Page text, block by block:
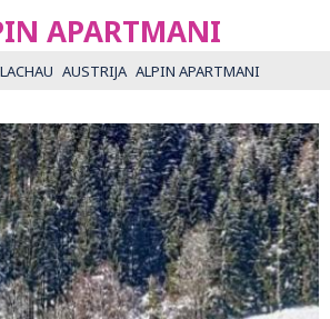
APARTMANI
AUSTRIJA ALPIN APARTMANI